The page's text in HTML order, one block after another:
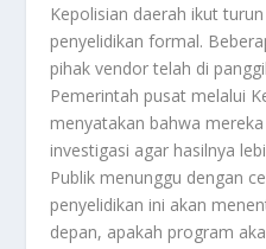
Kepolisian daerah ikut
penyelidikan formal.
pihak vendor telah di
Pemerintah pusat melalui
menyatakan bahwa
investigasi agar hasilnya
Publik menunggu dengan
penyelidikan ini akan
depan, apakah program